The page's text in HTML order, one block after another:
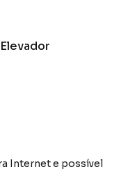
Elevador
Internet e possível